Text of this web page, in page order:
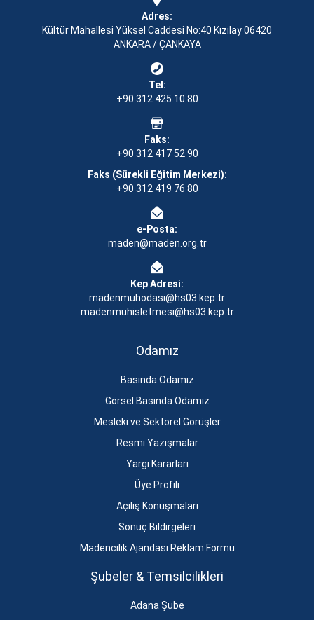
Adres:
Kültür Mahallesi Yüksel Caddesi No:40 Kızılay 06420
ANKARA / ÇANKAYA
Tel:
+90 312 425 10 80
Faks:
+90 312 417 52 90
Faks (Sürekli Eğitim Merkezi):
+90 312 419 76 80
e-Posta:
maden@maden.org.tr
Kep Adresi:
madenmuhodasi@hs03.kep.tr
madenmuhisletmesi@hs03.kep.tr
Odamız
Basında Odamız
Görsel Basında Odamız
Mesleki ve Sektörel Görüşler
Resmi Yazışmalar
Yargı Kararları
Üye Profili
Açılış Konuşmaları
Sonuç Bildirgeleri
Madencilik Ajandası Reklam Formu
Şubeler & Temsilcilikleri
Adana Şube